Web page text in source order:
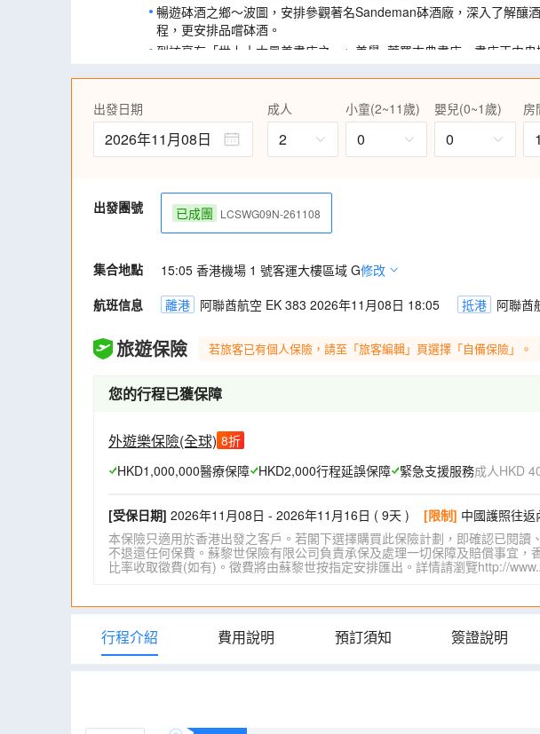
暢遊砵酒之鄉～波圖，安排參觀著名Sandeman砵酒廠，深入了解釀
程，更安排品嚐砵酒。
到訪享有「世上十大最美書店之一」美譽~萊羅古典書店，書店正中央
遊覽世界文化遺產之歷史古城～薩拉曼卡，城內佈滿宏麗建築、歷史文
包括西班牙最早建立的薩拉曼卡大學。
參觀西班牙中世紀古城杜麗多～大教堂(包入場)，感受其宏偉氣勢。
到訪美輪美奐、名畫滿布的馬德里大皇宮(包入場)、巴塞隆那聖家族大
(包入場)及名畫家葛雷柯名作~「伯爵之葬禮」(包入場)。
誕氣氛(所有開放時間均以市集當日為準)
出發日期
2026年11月08日
成人
2
小童(2~11歲)
0
嬰兒(0~1歲)
0
房
1
出發團號 已成團 LCSWG09N-261108
集合地點 15:05 香港機場 1 號客運大樓區域 G修改
航班信息
離港 阿聯酋航空 EK 383 2026年11月08日 18:05 抵港 阿聯酋
旅遊保險 若旅客已有個人保險，請至「旅客編輯」頁選擇「自備保險」。
您的行程已獲保障
外遊樂保險(全球) 8折
HKD1,000,000醫療保障 HKD2,000行程延誤保障 緊急支援服務成人HKD
[受保日期] 2026年11月08日 - 2026年11月16日 ( 9天 ) [限制] 中國護照往
本保險只適用於香港出發之客戶。若閣下選擇購買此保險計劃，即確認已閱
不退還任何保費。蘇黎世保險有限公司負責承保及處理一切保障及賠償事宜
比率收取徵費(如有)。徵費將由蘇黎世按指定安排匯出。詳情請瀏覽http://
行程介紹 費用說明 預訂須知 簽證說明